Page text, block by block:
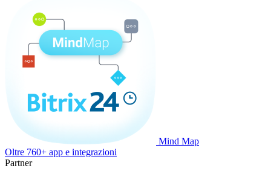
Mind Map
Oltre 760+ app e integrazioni
Partner